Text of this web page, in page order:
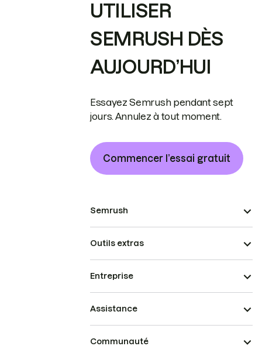
UTILISER
SEMRUSH DÈS
AUJOURD’HUI
Essayez Semrush pendant sept
jours. Annulez à tout moment.
Commencer l’essai gratuit
Semrush
Outils extras
Entreprise
Assistance
Communauté